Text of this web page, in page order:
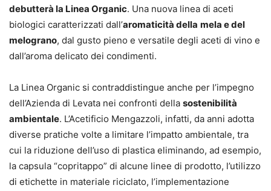
debutterà la Linea Organic. Una nuova linea di aceti
biologici caratterizzati dall’aromaticità della mela e del
melograno, dal gusto pieno e versatile degli aceti di vino e
dall’aroma delicato dei condimenti.
La Linea Organic si contraddistingue anche per l’impegno
dell’Azienda di Levata nei confronti della sostenibilità
ambientale. L’Acetificio Mengazzoli, infatti, da anni adotta
diverse pratiche volte a limitare l’impatto ambientale, tra
cui la riduzione dell’uso di plastica eliminando, ad esempio,
la capsula “copritappo” di alcune linee di prodotto, l’utilizzo
di etichette in materiale riciclato, l’implementazione